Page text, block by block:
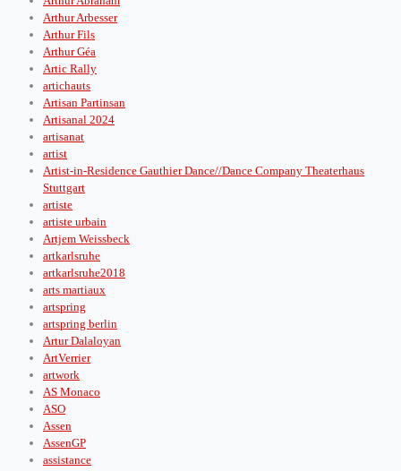
Arthur Arbesser
Arthur Fils
Arthur Géa
Artic Rally
artichauts
Artisan Partinsan
Artisanal 2024
artisanat
artist
Artist-in-Residence Gauthier Dance//Dance Company Theaterhaus
Stuttgart
artiste
artiste urbain
Artjem Weissbeck
artkarlsruhe
artkarlsruhe2018
arts martiaux
artspring
artspring berlin
Artur Dalaloyan
ArtVerrier
artwork
AS Monaco
ASO
Assen
AssenGP
assistance